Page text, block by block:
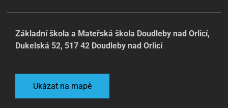
Základní škola a Mateřská škola Doudleby nad Orlicí,
Dukelská 52, 517 42 Doudleby nad Orlicí
Ukázat na mapě